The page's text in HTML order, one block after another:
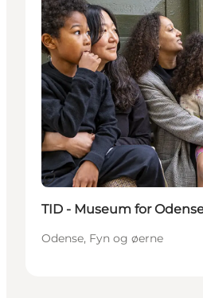
Bæredygtige oplevelser
TID - Museum for
Odense, Fyn og øerne